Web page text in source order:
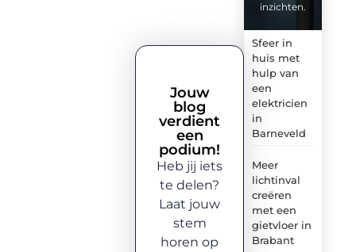
inzichten.
Sfeer in
huis met
hulp van
een
elektricien
in
Barneveld
Meer
lichtinval
creëren
met een
gietvloer in
Brabant
Jouw
blog
verdient
een
podium!
Heb jij iets
te delen?
Laat jouw
stem
horen op